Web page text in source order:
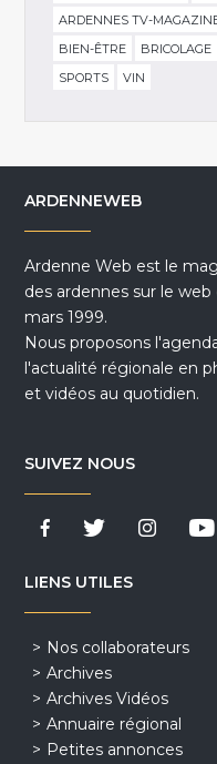
ARDENNES TV-
BIEN-ÊTRE
BRICOLAGE
SPORTS
VIN
ARDENNEWEB
Ardenne Web est le
des ardennes sur le web
mars 1999.
Nous proposons
l'actualité régionale en
et vidéos au quotidien.
SUIVEZ NOUS
LIENS UTILES
Nos collaborateurs
Archives
Archives Vidéos
Annuaire régional
Petites annonces